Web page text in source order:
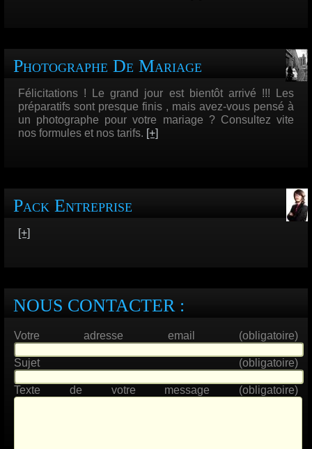
Photographe De Mariage
Félicitations ! Le grand jour est bientôt arrivé !!! Les
préparatifs sont presque finis , mais avez-vous pensé à
un photographe pour votre mariage ? Consultez vite
nos formules et nos tarifs. [+]
Pack Entreprise
[+]
NOUS CONTACTER :
Votre adresse email (obligatoire)
Sujet (obligatoire)
Texte de votre message (obligatoire)